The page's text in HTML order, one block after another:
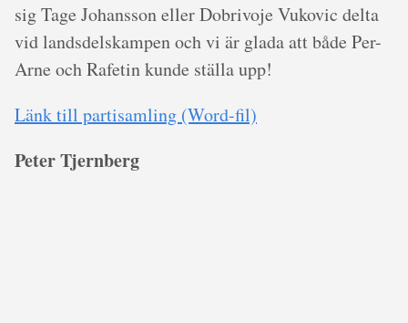
sig Tage Johansson eller Dobrivoje Vukovic delta
vid landsdelskampen och vi är glada att både Per-
Arne och Rafetin kunde ställa upp!
Länk till partisamling (Word-fil)
Peter Tjernberg